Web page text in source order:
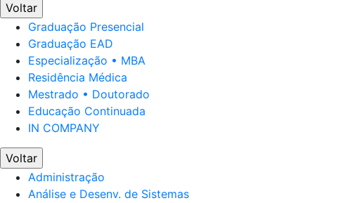
Voltar
Graduação Presencial
Graduação EAD
Especialização • MBA
Residência Médica
Mestrado • Doutorado
Educação Continuada
IN COMPANY
Voltar
Administração
Análise e Desenv. de Sistemas